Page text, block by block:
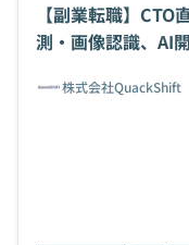
【副業転職】
測・画像認識、AI
株式会社QuackShift